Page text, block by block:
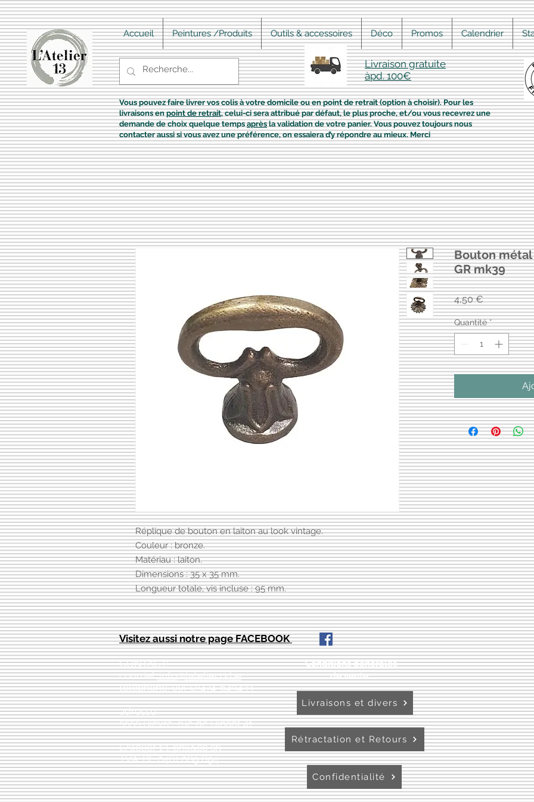
Accueil Peintures /Produits Outils & accessoires Déco Promos Calendrier
Livraison gratuite
àpd. 100€
Vous pouvez faire livrer vos colis à votre domicile ou en point de retrait (option à choisir). Pour les
livraisons enpoint de retrait, celui-ci sera attribué par défaut, le plus proche, et/ou vous recevrez une
demande de choix quelque tempsaprèsla validation de votre panier. Vous pouvez toujours nous
contacter aussi si vous avez une préférence, on essaiera d’y répondre au mieux. Merci
Réplique de bouton en laiton au look vintage.
Couleur : bronze.
Matériau : laiton.
Dimensions : 35 x 35 mm.
Longueur totale, vis incluse : 95 mm.
Bouton métal
GR mk39
4,50 €Prix
Quantité *
Visitez aussi notre page FACEBOOK
CONTACT:
courriel:info@latelier13.be
téléphone: 00(32)474-649433
adresse:
5555 Bièvre, rue de Dinant 41
L'Atelier 13, phil&co srl
TVA: BE 0461 089 894
Conditions générales
de vente::
Livraisons et divers
Rétractation et Retours
Confidentialité